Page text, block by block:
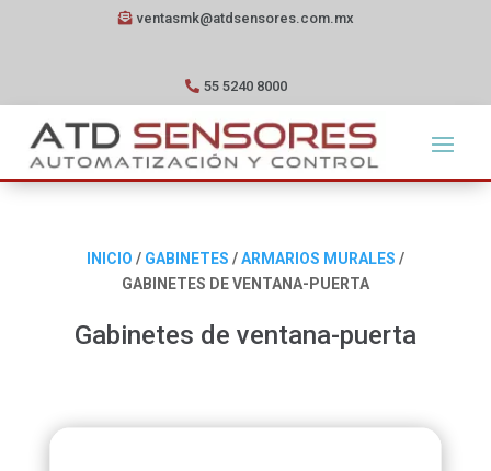
ventasmk@atdsensores.com.mx
55 5240 8000
INICIO / GABINETES /ARMARIOS MURALES /
GABINETES DE VENTANA-PUERTA
Gabinetes de ventana-puerta